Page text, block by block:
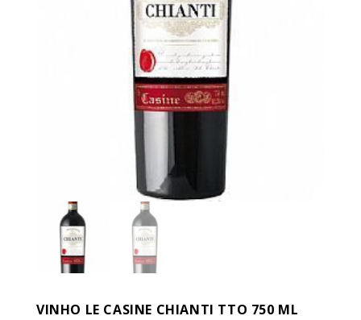
VINHO LE CASINE CHIANTI TTO 750 ML